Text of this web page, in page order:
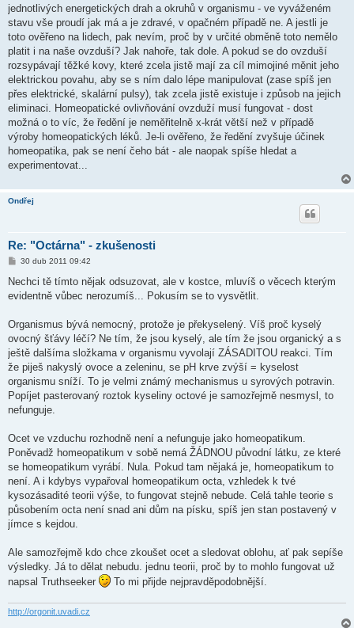
jednotlivých energetických drah a okruhů v organismu - ve vyváženém
stavu vše proudí jak má a je zdravé, v opačném případě ne. A jestli je
toto ověřeno na lidech, pak nevím, proč by v určité obměně toto nemělo
platit i na naše ovzduší? Jak nahoře, tak dole. A pokud se do ovzduší
rozsypávají těžké kovy, které zcela jistě mají za cíl mimojiné měnit jeho
elektrickou povahu, aby se s ním dalo lépe manipulovat (zase spíš jen
přes elektrické, skalární pulsy), tak zcela jistě existuje i způsob na jejich
eliminaci. Homeopatické ovlivňování ovzduží musí fungovat - dost
možná o to víc, že ředění je neměřitelně x-krát větší než v případě
výroby homeopatických léků. Je-li ověřeno, že ředění zvyšuje účinek
homeopatika, pak se není čeho bát - ale naopak spíše hledat a
experimentovat...
Ondřej
Re: "Octárna" - zkušenosti
P
í
p
e
k
30 dub 2011 09:42
Nechci tě tímto nějak odsuzovat, ale v kostce, mluvíš o věcech kterým
evidentně vůbec nerozumíš... Pokusím se to vysvětlit.
Organismus bývá nemocný, protože je překyselený. Víš proč kyselý
ovocný šťávy léčí? Ne tím, že jsou kyselý, ale tím že jsou organický a s
ještě dalšíma složkama v organismu vyvolají ZÁSADITOU reakci. Tím
že piješ nakyslý ovoce a zeleninu, se pH krve zvýší = kyselost
organismu sníží. To je velmi známý mechanismus u syrových potravin.
Popíjet pasterovaný roztok kyseliny octové je samozřejmě nesmysl, to
nefunguje.
Ocet ve vzduchu rozhodně není a nefunguje jako homeopatikum.
Poněvadž homeopatikum v sobě nemá ŽÁDNOU původní látku, ze které
se homeopatikum vyrábí. Nula. Pokud tam nějaká je, homeopatikum to
není. A i kdybys vypařoval homeopatikum octa, vzhledek k tvé
kysozásadité teorii výše, to fungovat stejně nebude. Celá tahle teorie s
působením octa není snad ani dům na písku, spíš jen stan postavený v
jímce s kejdou.
Ale samozřejmě kdo chce zkoušet ocet a sledovat oblohu, ať pak sepíše
výsledky. Já to dělat nebudu. jednu teorii, proč by to mohlo fungovat už
napsal Truthseeker
To mi přijde nejpravděpodobnější.
http://orgonit.uvadi.cz